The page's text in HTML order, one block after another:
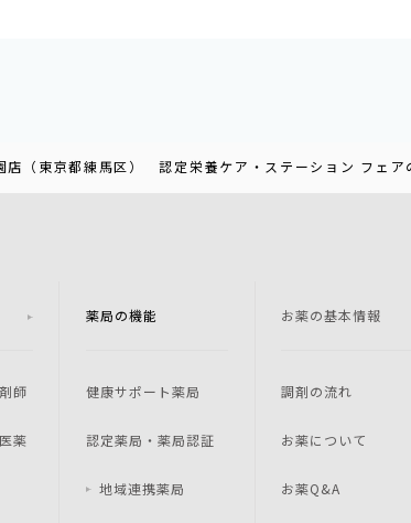
（東京都練馬区） 認定栄養ケア・ステーション フェア
師
薬
薬局の機能
健康サポート薬局
認定薬局・薬局認証
地域連携薬局
お薬の基本情報
調剤の流れ
お薬について
お薬Q&A